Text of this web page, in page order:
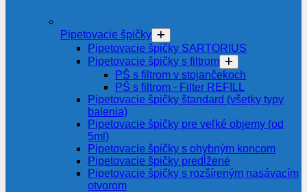
Pipetovacie špičky
Pipetovacie špičky SARTORIUS
Pipetovacie špičky s filtrom
PŠ s filtrom v stojančekoch
PŠ s filtrom - Filter REFILL
Pipetovacie špičky štandard (všetky typy
balenia)
Pipetovacie špičky pre veľké objemy (od
5ml)
Pipetovacie špičky s ohybným koncom
Pipetovacie špičky predĺžené
Pipetovacie špičky s rozšíreným nasávacím
otvorom